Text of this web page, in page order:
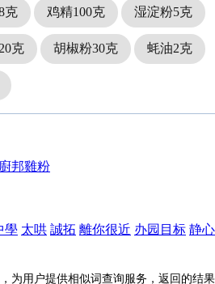
克 鸡精100克 湿淀粉5克
克 胡椒粉30克 蚝油2克
廚邦雞粉
學 太哄 誠拓 離你很近 办园目标 静心
为用户提供相似词查询服务，返回的结果